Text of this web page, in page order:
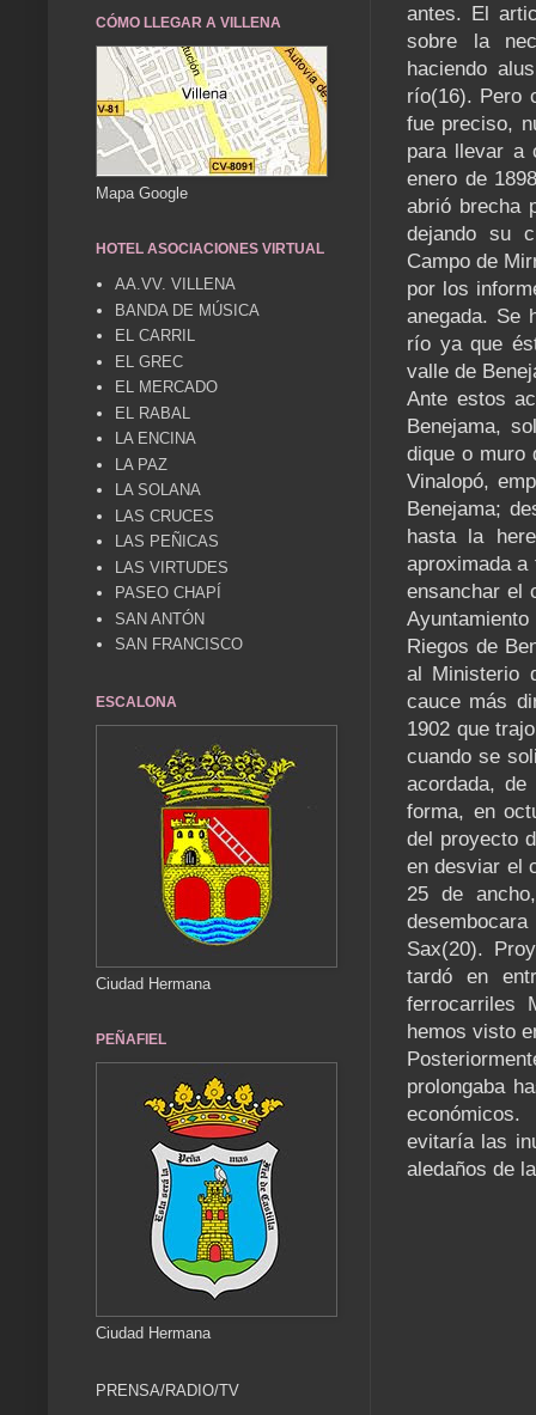
antes. El
sobre la
haciendo
río(16). Pero
fue preciso,
para llevar a
enero de
abrió brecha
dejando su
Campo de
por los
anegada. Se
río ya que
valle de
Ante estos
Benejama,
dique o muro
Vinalopó,
Benejama;
hasta la
aproximada
ensanchar el
Riegos de
al Ministerio
cauce más
1902 que
cuando se
acordada,
forma, en
del proyecto
en desviar el
25 de
Sax(20).
tardó en
ferrocarriles
hemos visto
prolongaba
económicos.
evitaría las
aledaños de
CÓMO LLEGAR A VILLENA
Mapa Google
HOTEL ASOCIACIONES VIRTUAL
AA.VV. VILLENA
BANDA DE MÚSICA
EL CARRIL
EL GREC
EL MERCADO
EL RABAL
LA ENCINA
LA PAZ
LA SOLANA
LAS CRUCES
LAS PEÑICAS
LAS VIRTUDES
PASEO CHAPÍ
SAN ANTÓN
SAN FRANCISCO
ESCALONA
Ciudad Hermana
PEÑAFIEL
Ciudad Hermana
PRENSA/RADIO/TV